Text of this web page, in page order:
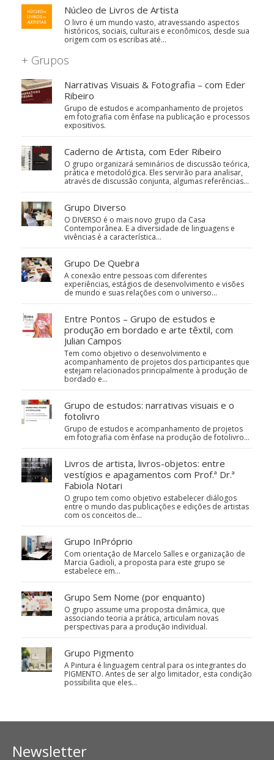
Núcleo de Livros de Artista
O livro é um mundo vasto, atravessando aspectos
históricos, sociais, culturais e econômicos, desde sua
origem com os escribas até…
+ Grupos
Narrativas Visuais & Fotografia – com Eder
Ribeiro
Grupo de estudos e acompanhamento de projetos
em fotografia com ênfase na publicação e processos
expositivos.
Caderno de Artista, com Eder Ribeiro
O grupo organizará seminários de discussão teórica,
prática e metodológica. Eles servirão para analisar,
através de discussão conjunta, algumas referências…
Grupo Diverso
O DIVERSO é o mais novo grupo da Casa
Contemporânea. E a diversidade de linguagens e
vivências é a característica…
Grupo De Quebra
A conexão entre pessoas com diferentes
experiências, estágios de desenvolvimento e visões
de mundo e suas relações com o universo…
Entre Pontos – Grupo de estudos e
produção em bordado e arte têxtil, com
Julian Campos
Tem como objetivo o desenvolvimento e
acompanhamento de projetos dos participantes que
estejam relacionados principalmente à produção de
bordado e…
Grupo de estudos: narrativas visuais e o
fotolivro
Grupo de estudos e acompanhamento de projetos
em fotografia com ênfase na produção de fotolivro...
Livros de artista, livros-objetos: entre
vestígios e apagamentos com Prof.ª Dr.ª
Fabiola Notari
O grupo tem como objetivo estabelecer diálogos
entre o mundo das publicações e edições de artistas
com os conceitos de…
Grupo InPróprio
Com orientação de Marcelo Salles e organização de
Marcia Gadioli, a proposta para este grupo se
estabelece em…
Grupo Sem Nome (por enquanto)
O grupo assume uma proposta dinâmica, que
associando teoria a prática, articulam novas
perspectivas para a produção individual.
Grupo Pigmento
A Pintura é linguagem central para os integrantes do
PIGMENTO. Antes de ser algo limitador, esta condição
possibilita que eles…
Newsletter